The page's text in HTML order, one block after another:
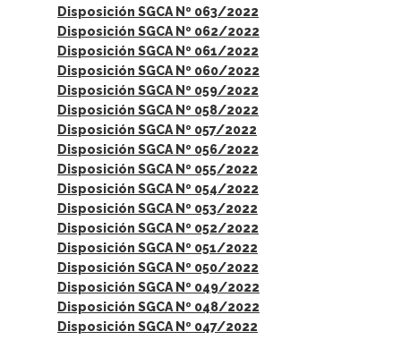
Disposición SGCA Nº 063/2022
Disposición SGCA Nº 062/2022
Disposición SGCA Nº 061/2022
Disposición SGCA Nº 060/2022
Disposición SGCA Nº 059/2022
Disposición SGCA Nº 058/2022
Disposición SGCA Nº 057/2022
Disposición SGCA Nº 056/2022
Disposición SGCA Nº 055/2022
Disposición SGCA Nº 054/2022
Disposición SGCA Nº 053/2022
Disposición SGCA Nº 052/2022
Disposición SGCA Nº 051/2022
Disposición SGCA Nº 050/2022
Disposición SGCA Nº 049/2022
Disposición SGCA Nº 048/2022
Disposición SGCA Nº 047/2022